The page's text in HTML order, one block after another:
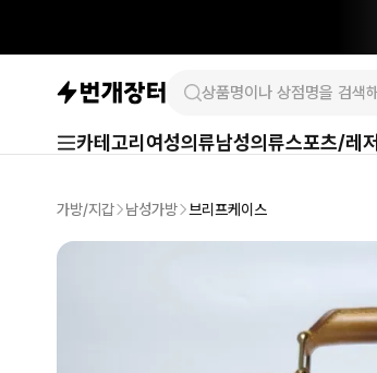
카테고리 여성의류남성의류스포츠/레저
가방/지갑 남성가방 브리프케이스